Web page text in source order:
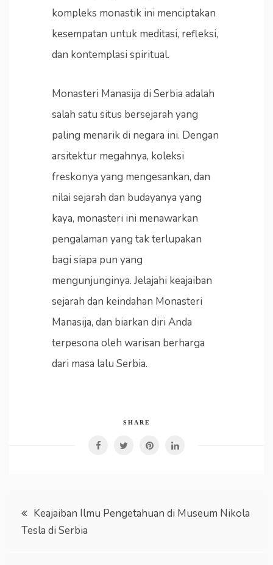
kompleks monastik ini menciptakan
kesempatan untuk meditasi, refleksi,
dan kontemplasi spiritual.
Monasteri Manasija di Serbia adalah
salah satu situs bersejarah yang
paling menarik di negara ini. Dengan
arsitektur megahnya, koleksi
freskonya yang mengesankan, dan
nilai sejarah dan budayanya yang
kaya, monasteri ini menawarkan
pengalaman yang tak terlupakan
bagi siapa pun yang
mengunjunginya. Jelajahi keajaiban
sejarah dan keindahan Monasteri
Manasija, dan biarkan diri Anda
terpesona oleh warisan berharga
dari masa lalu Serbia.
SHARE
Post
navigation
Keajaiban Ilmu Pengetahuan di Museum Nikola
Tesla di Serbia